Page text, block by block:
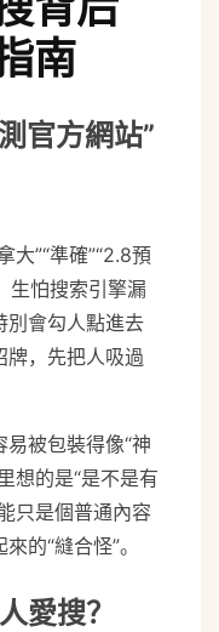
南
官方網站”
大”“準確”“2.8預
生怕搜索引擎漏
別會勾人點進去
牌，先把人吸過
被包裝得像“神
想的是“是不是有
只是個普通內容
的“縫合怪”。
愛搜？